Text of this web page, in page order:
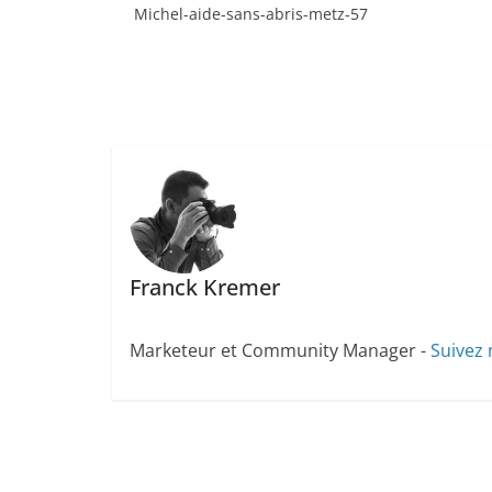
Michel-aide-sans-abris-metz-57
Franck Kremer
Marketeur et Community Manager -Suivez